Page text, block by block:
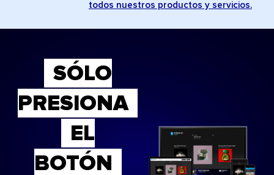
todos nuestros productos y servicios.
SÓLO
PRESIONA
EL
BOTÓN